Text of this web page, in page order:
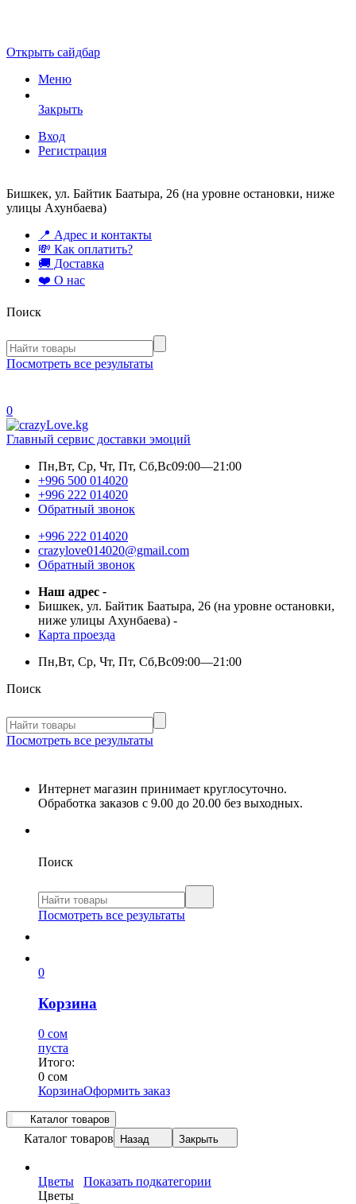
Открыть сайдбар
Меню
Закрыть
Вход
Регистрация
Бишкек, ул. Байтик Баатыра, 26 (на уровне остановки, ниже
улицы Ахунбаева)
📍 Адрес и контакты
💸 Как оплатить?
🚚 Доставка
❤️ О нас
Поиск
Посмотреть все результаты
0
Главный сервис доставки эмоций
Пн,Вт, Ср, Чт, Пт, Сб,Вс09:00—21:00
+996 500 014020
+996 222 014020
Обратный звонок
+996 222 014020
crazylove014020@gmail.com
Обратный звонок
Наш адрес -
Бишкек, ул. Байтик Баатыра, 26 (на уровне остановки,
ниже улицы Ахунбаева) -
Карта проезда
Пн,Вт, Ср, Чт, Пт, Сб,Вс09:00—21:00
Поиск
Посмотреть все результаты
Интернет магазин принимает круглосуточно.
Обработка заказов с 9.00 до 20.00 без выходных.
Поиск
Посмотреть все результаты
0
Корзина
0 сом
пуста
Итого:
0 сом
КорзинаОформить заказ
Каталог товаров
Каталог товаров Назад Закрыть
Цветы
Показать подкатегории
Цветы